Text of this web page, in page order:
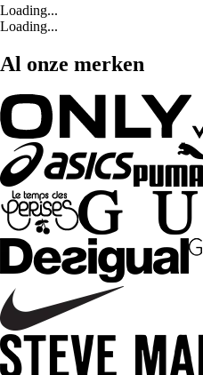
Loading...
Loading...
Al onze merken